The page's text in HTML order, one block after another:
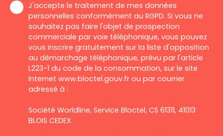
J'accepte le traitement de mes données
personnelles conformément au RGPD. Si vous ne
souhaitez pas faire l'objet de prospection
commerciale par voie téléphonique, vous pouvez
vous inscrire gratuitement sur la liste d'opposition
au démarchage téléphonique, prévu par l'article
L223-1 du code de la consommation, sur le site
Internet www.bloctel.gouv.fr ou par courrier
adressé à :
Société Worldline, Service Bloctel, CS 61311, 41013
BLOIS CEDEX.